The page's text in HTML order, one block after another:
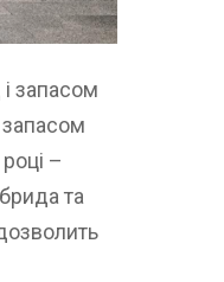
запасом
–
та